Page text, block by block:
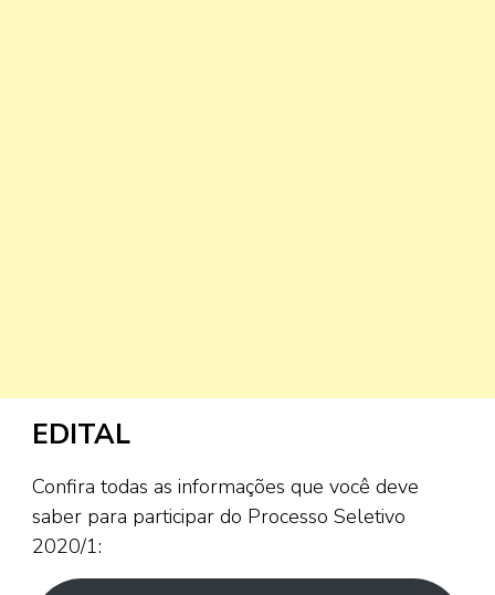
EDITAL
Confira todas as informações que você deve
saber para participar do Processo Seletivo
2020/1: